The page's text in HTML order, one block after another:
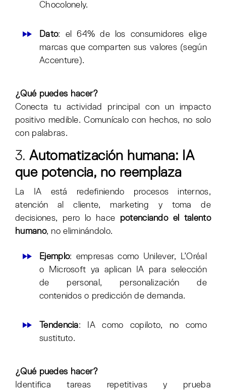
Chocolonely.
Dato: el 64% de los consumidores elige
marcas que comparten sus valores (según
Accenture).
¿Qué puedes hacer?
Conecta tu actividad principal con un impacto
positivo medible. Comunícalo con hechos, no solo
con palabras.
3.Automatización humana: IA
que potencia, no reemplaza
La IA está redefiniendo procesos internos,
atención al cliente, marketing y toma de
decisiones, pero lo hace potenciando el talento
humano, no eliminándolo.
Ejemplo: empresas como Unilever, L’Oréal
o Microsoft ya aplican IA para selección
de personal, personalización de
contenidos o predicción de demanda.
Tendencia: IA como copiloto, no como
sustituto.
¿Qué puedes hacer?
Identifica tareas repetitivas y prueba